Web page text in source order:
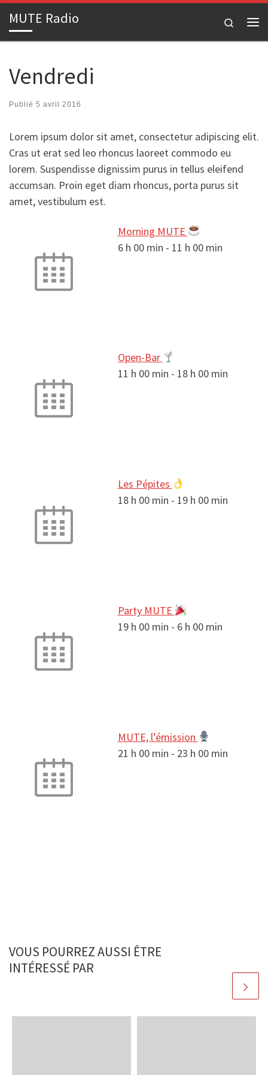
Passer au contenu
MUTE Radio
Search
Vendredi
Publié 5 avril 2016
Lorem ipsum dolor sit amet, consectetur adipiscing elit.
Cras ut erat sed leo rhoncus laoreet commodo eu
lorem. Suspendisse dignissim purus in tellus eleifend
accumsan. Proin eget diam rhoncus, porta purus sit
amet, vestibulum est.
Morning MUTE
6 h 00 min - 11 h 00 min
Open-Bar
11 h 00 min - 18 h 00 min
Les Pépites
18 h 00 min - 19 h 00 min
Party MUTE
19 h 00 min - 6 h 00 min
MUTE, l’émission
21 h 00 min - 23 h 00 min
VOUS POURREZ AUSSI ÊTRE
INTÉRESSÉ PAR